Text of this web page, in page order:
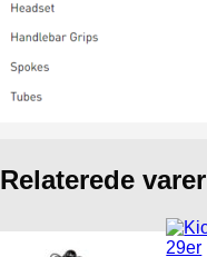
Relaterede varer